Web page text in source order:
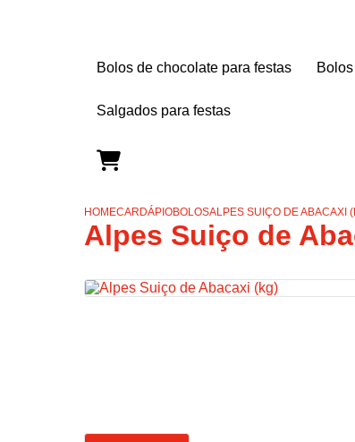
bolos de chocolate para festas
salgados para festas
HOMECARDÁPIOBOLOSALPES SUIÇO DE ABACAXI
Alpes Suiço de